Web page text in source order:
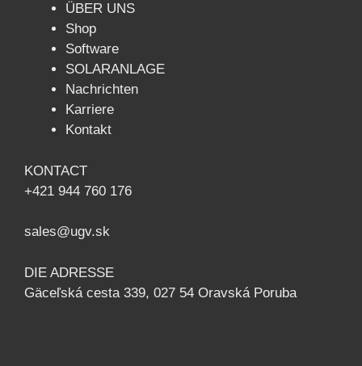
ÜBER UNS
Shop
Software
SOLARANLAGE
Nachrichten
Karriere
Kontakt
KONTACT
+421 944 760 176
sales@ugv.sk
DIE ADRESSE
Gäceľská cesta 339, 027 54 Oravská Poruba